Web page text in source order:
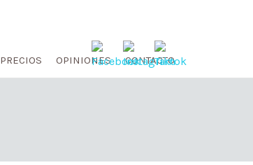
PRECIOS OPINIONES CONTACTO